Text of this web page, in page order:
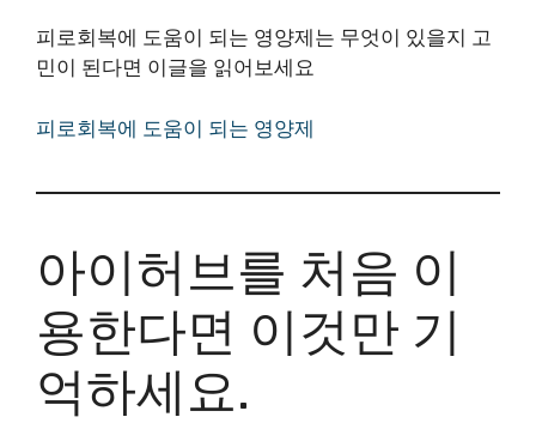
피로회복에 도움이 되는 영양제는 무엇이 있을지 고
민이 된다면 이글을 읽어보세요
피로회복에 도움이 되는 영양제
아이허브를 처음 이
용한다면 이것만 기
억하세요.